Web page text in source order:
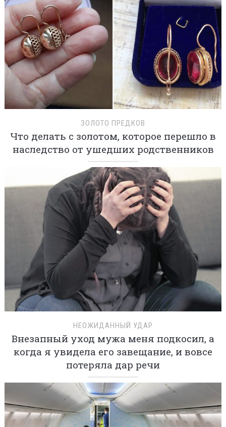
ЗОЛОТО ПРЕДКОВ
Что делать с золотом, которое перешло в
наследство от ушедших родственников
НЕОЖИДАННЫЙ УДАР
Внезапный уход мужа меня подкосил, а
когда я увидела его завещание, и вовсе
потеряла дар речи